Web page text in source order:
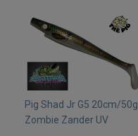
Pig Shad Jr G5 20cm/50g
Zombie Zander UV